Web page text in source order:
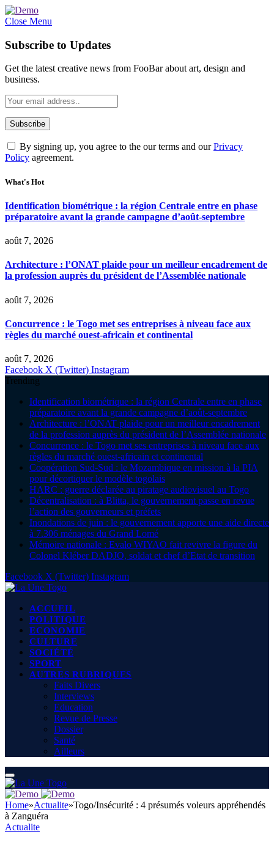
Close Menu
Subscribe to Updates
Get the latest creative news from FooBar about art, design and
business.
By signing up, you agree to the our terms and ourPrivacy
Policy agreement.
What's Hot
Identification biométrique : la région Centrale entre en phase
préparatoire avant la grande campagne d’août-septembre
août 7, 2026
Architecture : l’ONAT plaide pour un meilleur encadrement de
la profession auprès du président de l’Assemblée nationale
août 7, 2026
Concurrence : le Togo met ses entreprises à niveau face aux
règles du marché ouest-africain et continental
août 7, 2026
Facebook X (Twitter) Instagram
Trending
Identification biométrique : la région Centrale entre en phase
préparatoire avant la grande campagne d’août-septembre
Architecture : l’ONAT plaide pour un meilleur encadrement
de la profession auprès du président de l’Assemblée nationale
Concurrence : le Togo met ses entreprises à niveau face aux
règles du marché ouest-africain et continental
Coopération Sud-Sud : le Mozambique en mission à la PIA
pour décortiquer le modèle togolais
HARC : guerre déclarée au piratage audiovisuel au Togo
Décentralisation : à Blitta, le gouvernement passe en revue
l’action des gouverneurs et préfets
Inondations de juin : le gouvernement apporte une aide directe
à 7.306 ménages du Grand Lomé
Mémoire nationale : Evalo WIYAO fait revivre la figure du
Colonel Kléber DADJO, soldat et chef d’Etat de transition
Facebook X (Twitter) Instagram
ACCUEIL
POLITIQUE
ECONOMIE
CULTURE
SOCIÉTÉ
SPORT
AUTRES RUBRIQUES
Faits Divers
Interviews
Education
Revue de Presse
Dossier
Santé
Ailleurs
Home»Actualite»Togo/Insécurité : 4 présumés voleurs appréhendés
à Zanguéra
Actualite